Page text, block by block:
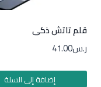
قلم تاتش ذكى
ر.س41.00
إضافة إلى السلة